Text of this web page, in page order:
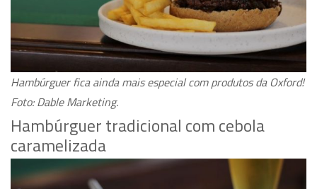
Hambúrguer fica ainda mais especial com produtos da Oxford!
Foto: Dable Marketing.
Hambúrguer tradicional com cebola
caramelizada